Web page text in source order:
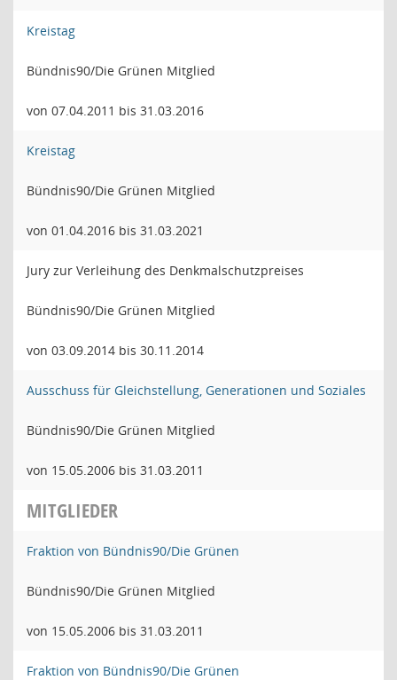
Kreistag
Bündnis90/Die Grünen Mitglied
von 07.04.2011 bis 31.03.2016
Kreistag
Bündnis90/Die Grünen Mitglied
von 01.04.2016 bis 31.03.2021
Jury zur Verleihung des Denkmalschutzpreises
Bündnis90/Die Grünen Mitglied
von 03.09.2014 bis 30.11.2014
Ausschuss für Gleichstellung, Generationen und Soziales
Bündnis90/Die Grünen Mitglied
von 15.05.2006 bis 31.03.2011
MITGLIEDER
Fraktion von Bündnis90/Die Grünen
Bündnis90/Die Grünen Mitglied
von 15.05.2006 bis 31.03.2011
Fraktion von Bündnis90/Die Grünen